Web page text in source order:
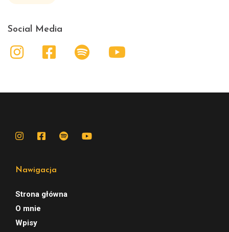
Social Media
Nawigacja
Strona główna
O mnie
Wpisy